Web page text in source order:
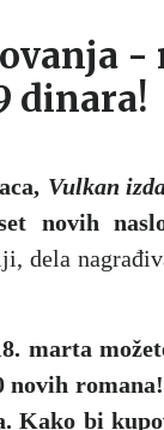
dinara!
Vulkan
novih
dela
marta
novih
. Kako bi